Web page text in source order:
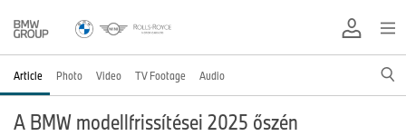
Article Photo Video TV Footage Audio
A BMW modellfrissítései 2025 őszén